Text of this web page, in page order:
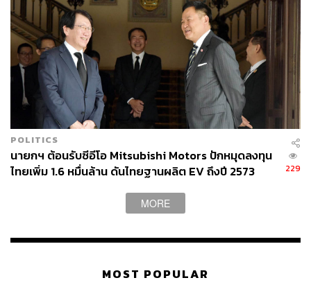
POLITICS
นายกฯ ต้อนรับซีอีโอ Mitsubishi Motors ปักหมุดลงทุน
ไทยเพิ่ม 1.6 หมื่นล้าน ดันไทยฐานผลิต EV ถึงปี 2573
229
MORE
MOST POPULAR